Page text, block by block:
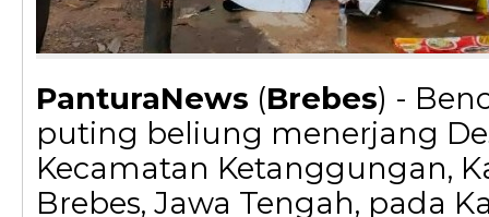
PanturaNews (Brebes) -
puting beliung menerjang
Kecamatan Ketanggungan,
Brebes, Jawa Tengah, pada